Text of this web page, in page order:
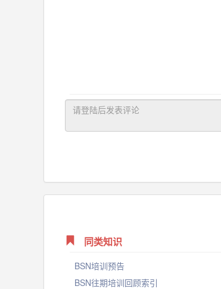
同类知识
BSN培训预告
BSN往期培训回顾索引